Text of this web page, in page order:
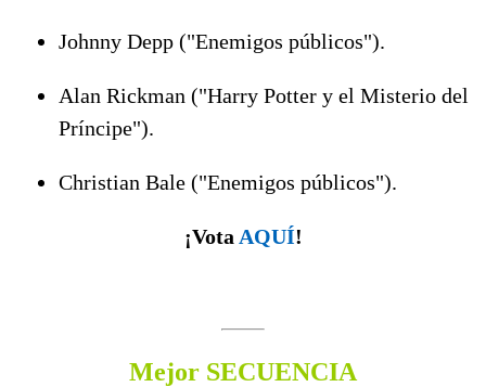
Johnny Depp ("Enemigos públicos").
Alan Rickman ("Harry Potter y el Misterio del
Príncipe").
Christian Bale ("Enemigos públicos").
¡Vota AQUÍ!
Mejor SECUENCIA